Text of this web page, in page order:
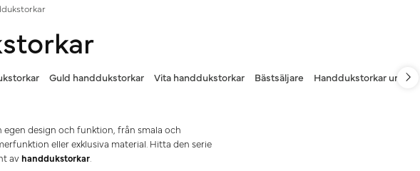
Guld handdukstorkar Vita handdukstorkar Bästsäljare Handdukstorkar under
egen design och funktion, från smala och
eller exklusiva material. Hitta den serie
av handdukstorkar